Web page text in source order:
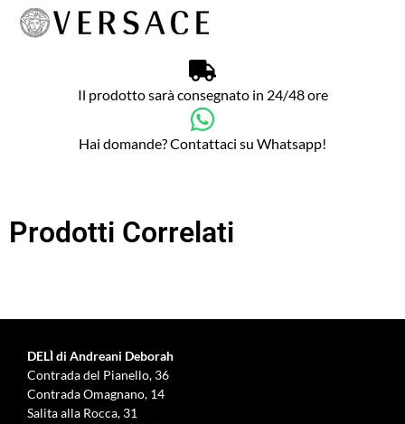
Il prodotto sarà consegnato in 24/48 ore
Hai domande? Contattaci su Whatsapp!
Prodotti Correlati
DELÌ di Andreani Deborah
Contrada del Pianello, 36
Contrada Omagnano, 14
Salita alla Rocca, 31